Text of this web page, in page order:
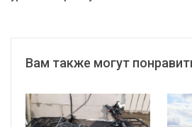
Вам также могут